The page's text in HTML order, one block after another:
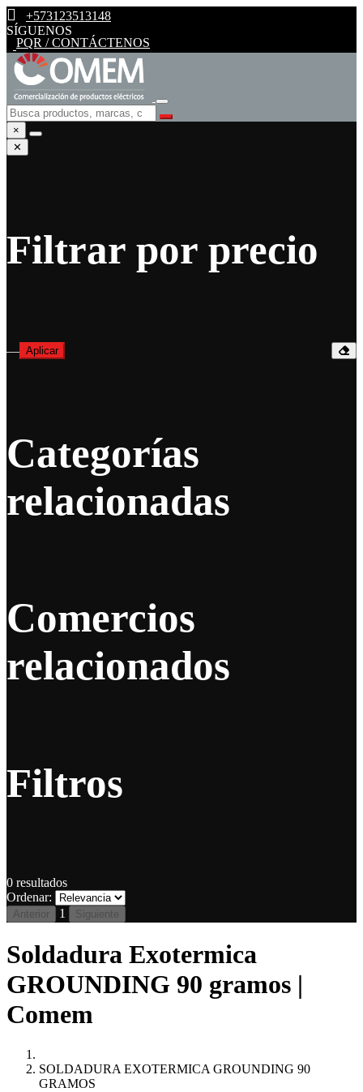
+573123513148
SÍGUENOS
PQR / CONTÁCTENOS
×
✕
Filtrar por precio
— Aplicar
Categorías
relacionadas
Comercios
relacionados
Filtros
0 resultados
Ordenar:
Anterior 1 Siguiente
Soldadura Exotermica
GROUNDING 90 gramos |
Comem
SOLDADURA EXOTERMICA GROUNDING 90
GRAMOS